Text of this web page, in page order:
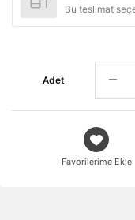
Bu teslimat
Adet
Favorilerime Ekle